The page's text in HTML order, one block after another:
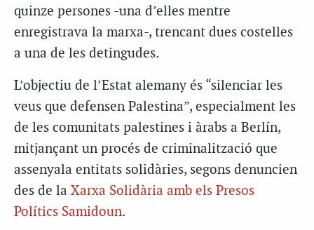
quinze persones -una d’elles mentre
enregistrava la marxa-, trencant dues costelles
a una de les detingudes.
L’objectiu de l’Estat alemany és “silenciar les
veus que defensen Palestina”, especialment les
de les comunitats palestines i àrabs a Berlín,
mitjançant un procés de criminalització que
assenyala entitats solidàries, segons denuncien
des de la Xarxa Solidària amb els Presos
Polítics Samidoun.